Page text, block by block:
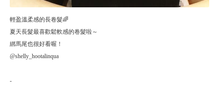
輕盈溫柔感的長卷髮🌈
夏天長髮最喜歡鬆軟感的卷髮啦～
綁馬尾也很好看喔！
@shelly_hootalinqua
-